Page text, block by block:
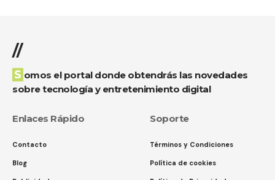
//
Somos el portal donde obtendrás las novedades
sobre tecnología y entretenimiento digital
Enlaces Rápido
Contacto
Blog
Soporte
Términos y Condiciones
Política de cookies